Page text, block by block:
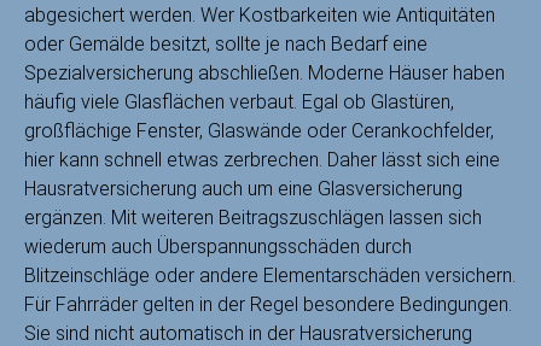
abgesichert werden. Wer Kostbarkeiten wie Antiquitäten
oder Gemälde besitzt, sollte je nach Bedarf eine
Spezialversicherung abschließen. Moderne Häuser haben
häufig viele Glasflächen verbaut. Egal ob Glastüren,
großflächige Fenster, Glaswände oder Cerankochfelder,
hier kann schnell etwas zerbrechen. Daher lässt sich eine
Hausratversicherung auch um eine Glasversicherung
ergänzen. Mit weiteren Beitragszuschlägen lassen sich
wiederum auch Überspannungsschäden durch
Blitzeinschläge oder andere Elementarschäden versichern.
Für Fahrräder gelten in der Regel besondere Bedingungen.
Sie sind nicht automatisch in der Hausratversicherung